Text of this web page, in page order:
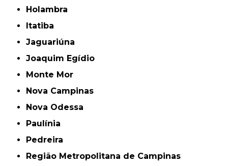
Holambra
Itatiba
Jaguariúna
Joaquim Egídio
Monte Mor
Nova Campinas
Nova Odessa
Paulínia
Pedreira
Região Metropolitana de Campinas